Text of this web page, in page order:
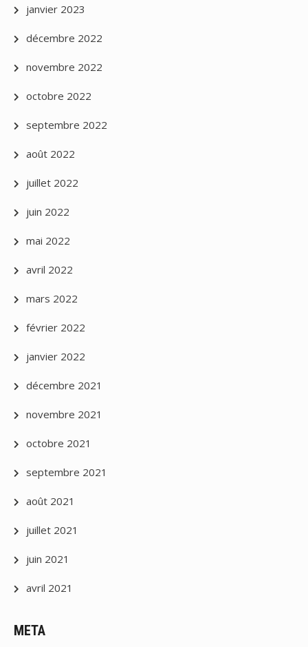
janvier 2023
décembre 2022
novembre 2022
octobre 2022
septembre 2022
août 2022
juillet 2022
juin 2022
mai 2022
avril 2022
mars 2022
février 2022
janvier 2022
décembre 2021
novembre 2021
octobre 2021
septembre 2021
août 2021
juillet 2021
juin 2021
avril 2021
META